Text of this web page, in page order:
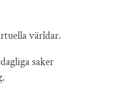
världar.
saker